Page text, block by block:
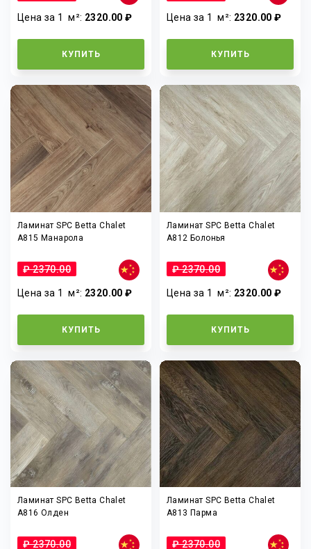
Цена за 1м²: 2320.00 ₽
КУПИТЬ
Цена за 1м²: 2320.00 ₽
КУПИТЬ
Ламинат SPC Betta Chalet
A815 Манарола
₽ 2370.00
Цена за 1м²: 2320.00 ₽
КУПИТЬ
Ламинат SPC Betta Chalet
A812 Болонья
₽ 2370.00
Цена за 1м²: 2320.00 ₽
КУПИТЬ
Ламинат SPC Betta Chalet
A816 Олден
₽ 2370.00
Ламинат SPC Betta Chalet
A813 Парма
₽ 2370.00